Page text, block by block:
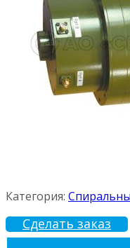
Категория:
Сделать заказ